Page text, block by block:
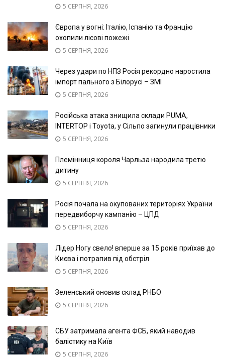
5 СЕРПНЯ, 2026
Європа у вогні: Італію, Іспанію та Францію
охопили лісові пожежі
5 СЕРПНЯ, 2026
Через удари по НПЗ Росія рекордно наростила
імпорт пального з Білорусі – ЗМІ
5 СЕРПНЯ, 2026
Російська атака знищила склади PUMA,
INTERTOP і Toyota, у Сільпо загинули працівники
5 СЕРПНЯ, 2026
Племінниця короля Чарльза народила третю
дитину
5 СЕРПНЯ, 2026
Росія почала на окупованих територіях України
передвиборчу кампанію – ЦПД
5 СЕРПНЯ, 2026
Лідер Ногу свело! вперше за 15 років приїхав до
Києва і потрапив під обстріл
5 СЕРПНЯ, 2026
Зеленський оновив склад РНБО
5 СЕРПНЯ, 2026
СБУ затримала агента ФСБ, який наводив
балістику на Київ
5 СЕРПНЯ, 2026